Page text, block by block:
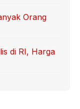
Orang
di RI, Harga